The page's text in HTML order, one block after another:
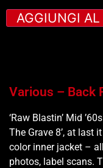
AGGIUNGI AL
Various – Back
‘Raw Blastin’ Mid
The Grave 8’, at last
color inner jacket –
photos, label scans.